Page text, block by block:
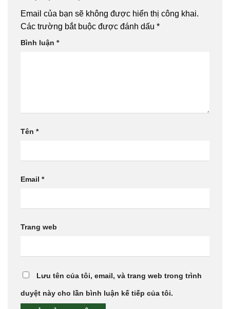
Email của bạn sẽ không được hiển thị công khai.
Các trường bắt buộc được đánh dấu *
Bình luận *
Tên *
Email *
Trang web
Lưu tên của tôi, email, và trang web trong trình
duyệt này cho lần bình luận kế tiếp của tôi.